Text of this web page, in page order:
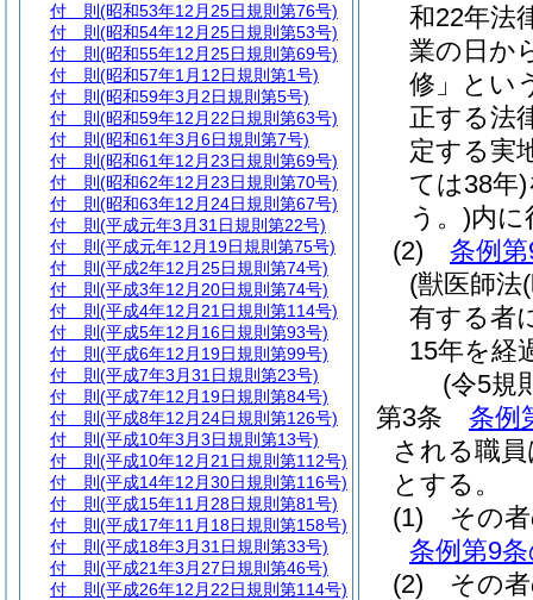
和22年法
業の日か
修」とい
正する法
定する実
ては38年)
う。)内に
(2)
条例
(獣医師法
有する者
15年を経
(令5規
第3条
条例
される職
とする。
(1)
その
条例第9
(2)
その
付 則 (昭和53年12月25日規則第76号)
付 則 (昭和54年12月25日規則第53号)
付 則 (昭和55年12月25日規則第69号)
付 則 (昭和57年1月12日規則第1号)
付 則 (昭和59年3月2日規則第5号)
付 則 (昭和59年12月22日規則第63号)
付 則 (昭和61年3月6日規則第7号)
付 則 (昭和61年12月23日規則第69号)
付 則 (昭和62年12月23日規則第70号)
付 則 (昭和63年12月24日規則第67号)
付 則 (平成元年3月31日規則第22号)
付 則 (平成元年12月19日規則第75号)
付 則 (平成2年12月25日規則第74号)
付 則 (平成3年12月20日規則第74号)
付 則 (平成4年12月21日規則第114号)
付 則 (平成5年12月16日規則第93号)
付 則 (平成6年12月19日規則第99号)
付 則 (平成7年3月31日規則第23号)
付 則 (平成7年12月19日規則第84号)
付 則 (平成8年12月24日規則第126号)
付 則 (平成10年3月3日規則第13号)
付 則 (平成10年12月21日規則第112号)
付 則 (平成14年12月30日規則第116号)
付 則 (平成15年11月28日規則第81号)
付 則 (平成17年11月18日規則第158号)
付 則 (平成18年3月31日規則第33号)
付 則 (平成21年3月27日規則第46号)
付 則 (平成26年12月22日規則第114号)